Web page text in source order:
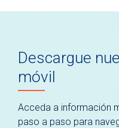
Descargue
móvil
Acceda a información
paso a paso para